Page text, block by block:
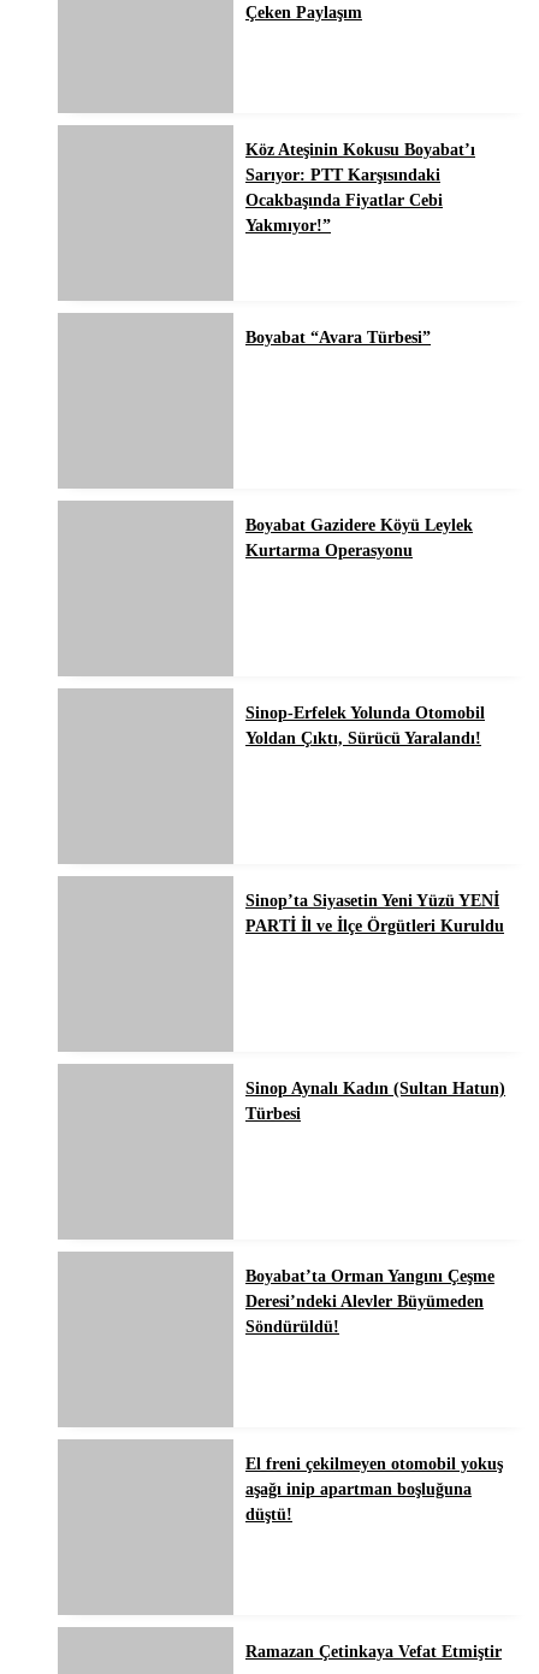
Çeken Paylaşım
Köz Ateşinin Kokusu Boyabat’ı
Sarıyor: PTT Karşısındaki
Ocakbaşında Fiyatlar Cebi
Yakmıyor!”
Boyabat “Avara Türbesi”
Boyabat Gazidere Köyü Leylek
Kurtarma Operasyonu
Sinop-Erfelek Yolunda Otomobil
Yoldan Çıktı, Sürücü Yaralandı!
Sinop’ta Siyasetin Yeni Yüzü YENİ
PARTİ İl ve İlçe Örgütleri Kuruldu
Sinop Aynalı Kadın (Sultan Hatun)
Türbesi
Boyabat’ta Orman Yangını Çeşme
Deresi’ndeki Alevler Büyümeden
Söndürüldü!
El freni çekilmeyen otomobil yokuş
aşağı inip apartman boşluğuna
düştü!
Ramazan Çetinkaya Vefat Etmiştir